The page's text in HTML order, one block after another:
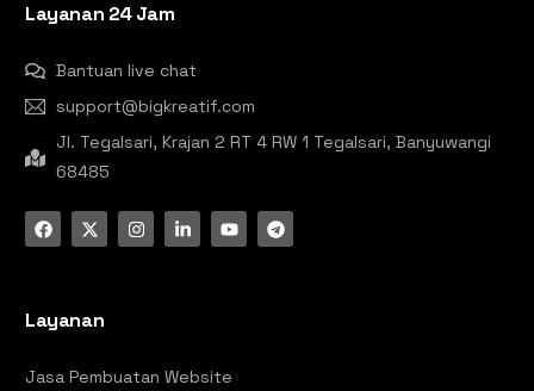
Layanan 24 Jam
Bantuan live chat
support@bigkreatif.com
Jl. Tegalsari, Krajan 2 RT 4 RW 1 Tegalsari, Banyuwangi
68485
Layanan
Jasa Pembuatan Website